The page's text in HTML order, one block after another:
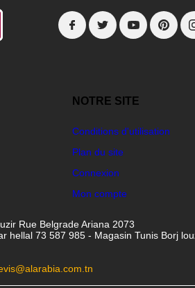
NOTRE SITE
Conditions d'utilisation
Plan du site
Connexion
Mon compte
Rue Belgrade Ariana 2073
hellal 73 587 985 - Magasin Tunis Borj